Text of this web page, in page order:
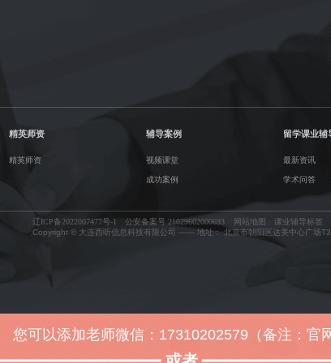
您可以添加老师微信：17310202579（备注：官网
精英师资
精英师资
辅导案例
视频课堂
成功案例
留学课业辅
最新资讯
学术问答
辽ICP备2022007477号-1 公安备案号 21029602000693 网站地图
课业辅导标签
Copyright © 大连西听信息科技有限公司 —— 地址： 北京市朝阳区达美中心广场T3